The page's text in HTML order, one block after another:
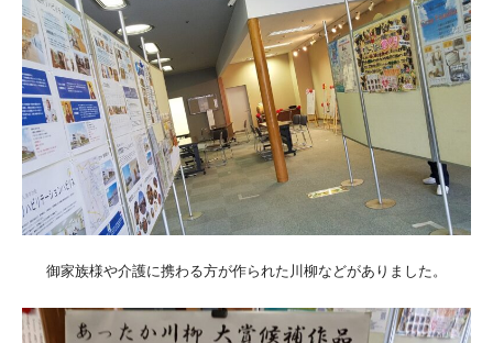
御家族様や介護に携わる方が作られた川柳などがありました。